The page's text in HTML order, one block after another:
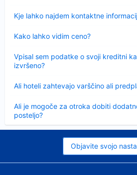
Kje lahko najdem kontaktne
Kako lahko vidim ceno?
Vpisal sem podatke o svoji kreditni
izvršeno?
Ali hoteli zahtevajo varščino ali
Ali je mogoče za otroka dobiti
posteljo?
Objavite svojo